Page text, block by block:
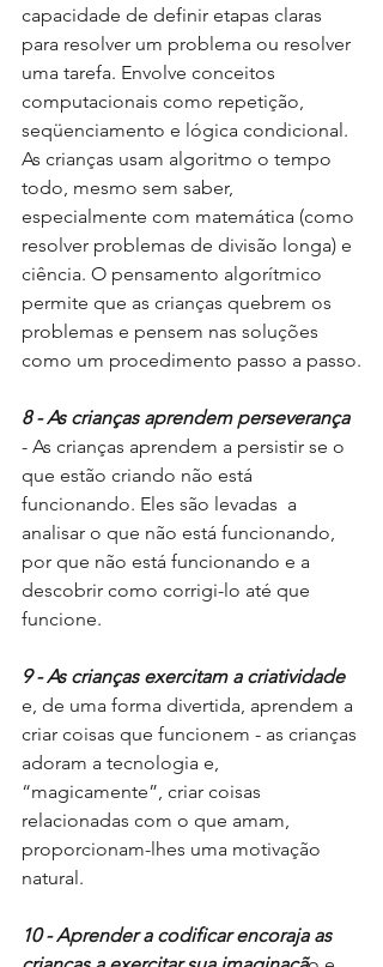
capacidade de definir etapas claras
para resolver um problema ou resolver
uma tarefa. Envolve conceitos
computacionais como repetição,
seqüenciamento e lógica condicional.
As crianças usam algoritmo o tempo
todo, mesmo sem saber,
especialmente com matemática (como
resolver problemas de divisão longa) e
ciência. O pensamento algorítmico
permite que as crianças quebrem os
problemas e pensem nas soluções
como um procedimento passo a passo.
8 - As crianças aprendem perseverança
- As crianças aprendem a persistir se o
que estão criando não está
funcionando. Eles são levadas  a
analisar o que não está funcionando,
por que não está funcionando e a
descobrir como corrigi-lo até que
funcione.
9 - As crianças exercitam a criatividade
e, de uma forma divertida, aprendem a
criar coisas que funcionem - as crianças
adoram a tecnologia e,
“magicamente”, criar coisas
relacionadas com o que amam,
proporcionam-lhes uma motivação
natural.
10 - Aprender a codificar encoraja as